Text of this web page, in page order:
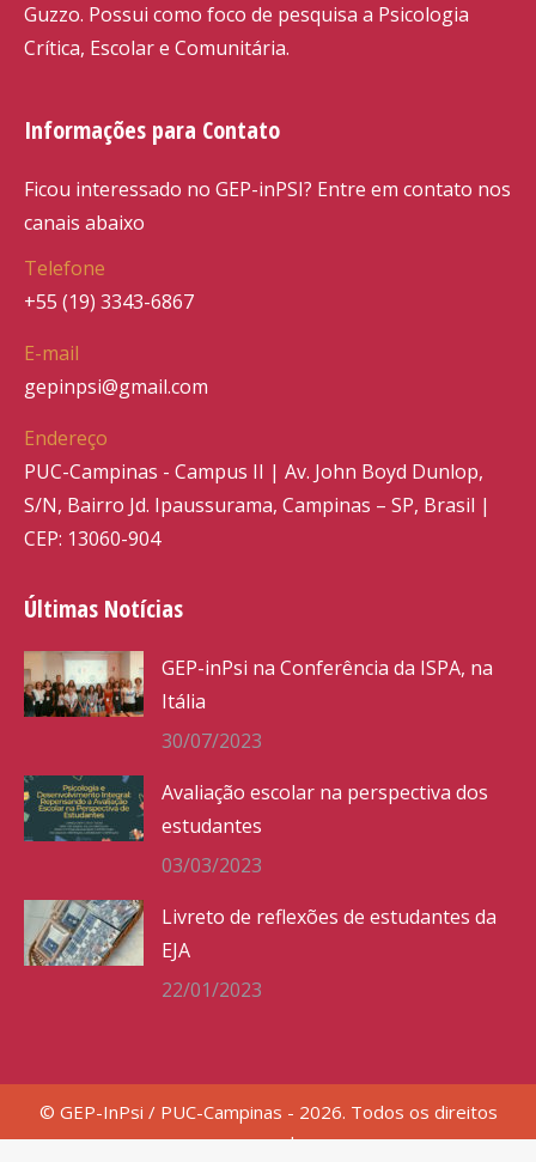
Guzzo. Possui como foco de pesquisa a Psicologia
Crítica, Escolar e Comunitária.
Informações para Contato
Ficou interessado no GEP-inPSI? Entre em contato nos
canais abaixo
Telefone
+55 (19) 3343-6867
E-mail
gepinpsi@gmail.com
Endereço
PUC-Campinas - Campus II | Av. John Boyd Dunlop,
S/N, Bairro Jd. Ipaussurama, Campinas – SP, Brasil |
CEP: 13060-904
Últimas Notícias
GEP-inPsi na Conferência da ISPA, na
Itália
30/07/2023
Avaliação escolar na perspectiva dos
estudantes
03/03/2023
Livreto de reflexões de estudantes da
EJA
22/01/2023
© GEP-InPsi / PUC-Campinas - 2026. Todos os direitos
reservados.